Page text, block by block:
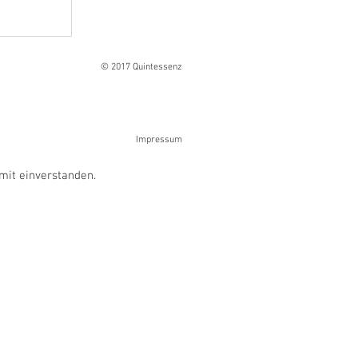
© 2017 Quintessenz
Impressum
einverstanden.